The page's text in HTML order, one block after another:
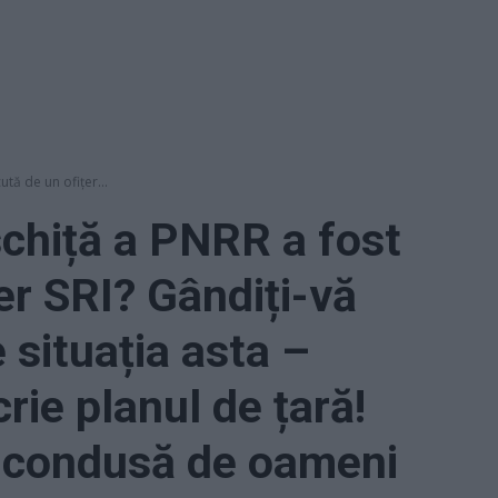
de un ofițer...
a PNRR a fost
SRI? Gândiți-vă
situația asta –
planul de țară!
de oameni